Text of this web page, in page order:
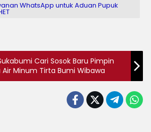
WhatsApp untuk Aduan Pupuk
Cari Sosok Baru Pimpin
Minum Tirta Bumi Wibawa